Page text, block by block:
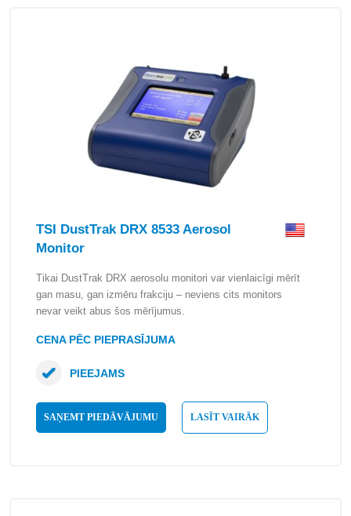
TSI DustTrak DRX 8533 Aerosol
Monitor
Tikai DustTrak DRX aerosolu monitori var vienlaicīgi mērīt
gan masu, gan izmēru frakciju – neviens cits monitors
nevar veikt abus šos mērījumus.
CENA PĒC PIEPRASĪJUMA
SAŅEMT PIEDĀVĀJUMU LASĪT VAIRĀK
PIEEJAMS